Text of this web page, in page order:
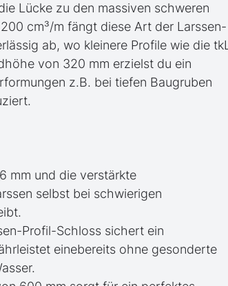
Lücke zu den massiven schweren
cm³/m fängt diese Art der Larssen-
ab, wo kleinere Profile wie die tkL
von 320 mm erzielst du ein
z.B. bei tiefen Baugruben
mm und die verstärkte
selbst bei schwierigen
Profil-Schloss sichert ein
einebereits ohne gesonderte